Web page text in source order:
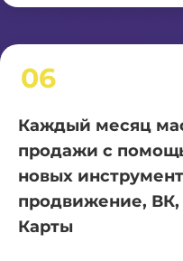
06
Каждый месяц
продажи с
новых
продвижение, ВК,
Карты